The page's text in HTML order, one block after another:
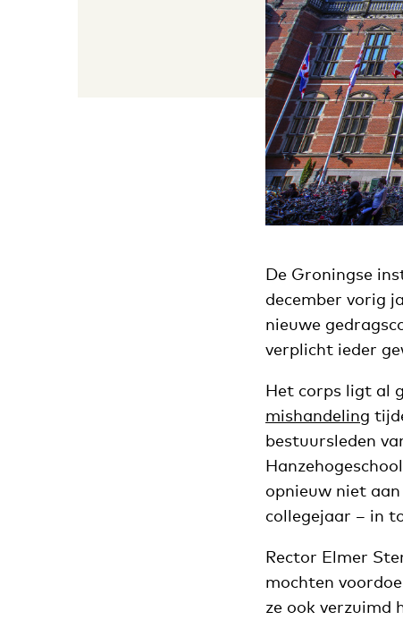
De Groningse
december vorig
nieuwe
verplicht ieder
Het corps ligt al
mishandeling
bestuursleden
opnieuw niet
collegejaar – in
Rector Elmer
mochten
ze ook verzuimd